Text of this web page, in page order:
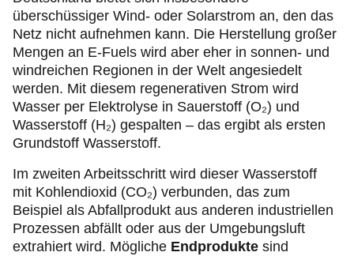
überschüssiger Wind- oder Solarstrom an, den das
Netz nicht aufnehmen kann. Die Herstellung großer
Mengen an E-Fuels wird aber eher in sonnen- und
windreichen Regionen in der Welt angesiedelt
werden. Mit diesem regenerativen Strom wird
Wasser per Elektrolyse in Sauerstoff (O₂) und
Wasserstoff (H₂) gespalten – das ergibt als ersten
Grundstoff Wasserstoff.
Im zweiten Arbeitsschritt wird dieser Wasserstoff
mit Kohlendioxid (CO₂) verbunden, das zum
Beispiel als Abfallprodukt aus anderen industriellen
Prozessen abfällt oder aus der Umgebungsluft
extrahiert wird. Mögliche Endprodukte sind